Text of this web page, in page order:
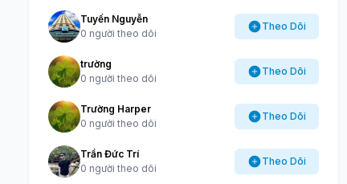
Tuyến Nguyễn
0 người theo dõi
Theo Dõi
trường
0 người theo dõi
Theo Dõi
Trường Harper
0 người theo dõi
Theo Dõi
Trần Đức Trí
0 người theo dõi
Theo Dõi